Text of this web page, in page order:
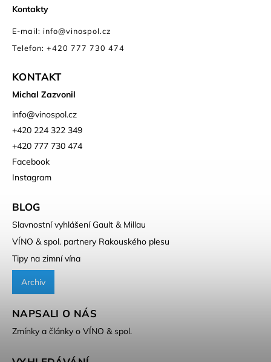
Kontakty
E-mail: info@vinospol.cz
Telefon: +420 777 730 474
KONTAKT
Michal Zazvonil
info@vinospol.cz
+420 224 322 349
+420 777 730 474
Facebook
Instagram
BLOG
Slavnostní vyhlášení Gault & Millau
VÍNO & spol. partnery Rakouského plesu
Tipy na zimní vína
Archiv
NAPSALI O NÁS
Zmínky a články o VÍNO & spol.